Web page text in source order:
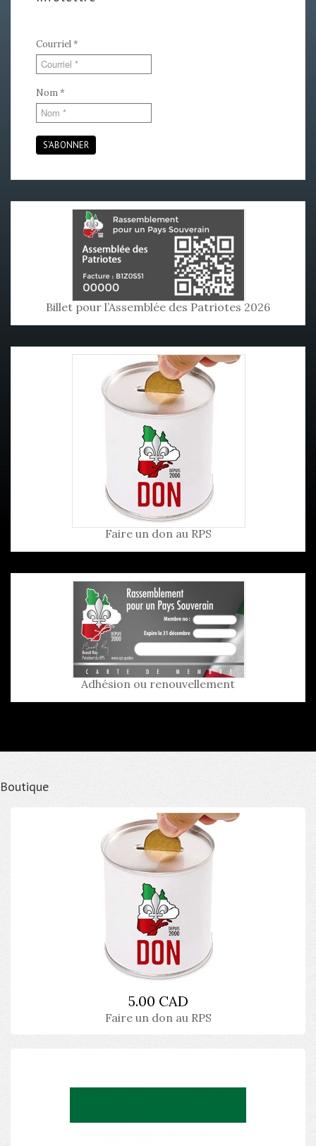
Courriel*
Nom*
S'ABONNER
Billet pour l’Assemblée des Patriotes 2026
Faire un don au RPS
Adhésion ou renouvellement
Boutique
5.00 CAD
Faire un don au RPS